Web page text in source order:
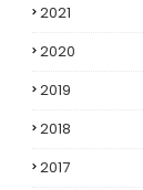
2021
2020
2019
2018
2017